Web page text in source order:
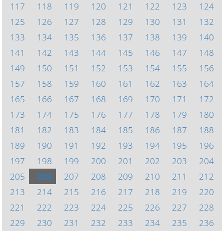
117
118 119 120 121 122 123
124
125
126 127 128 129 130 131
132
133
134 135 136 137 138 139
140
141
142 143 144 145 146 147
148
149
150 151 152 153 154 155
156
157
158 159 160 161 162 163
164
165
166 167 168 169 170 171
172
173
174 175 176 177 178 179
180
181
182 183 184 185 186 187
188
189
190 191 192 193 194 195
196
197
198 199 200 201 202 203
204
205
206 207 208 209 210 211
212
213
214 215 216 217 218 219
220
221
222 223 224 225 226 227
228
229
230 231 232 233 234 235
236